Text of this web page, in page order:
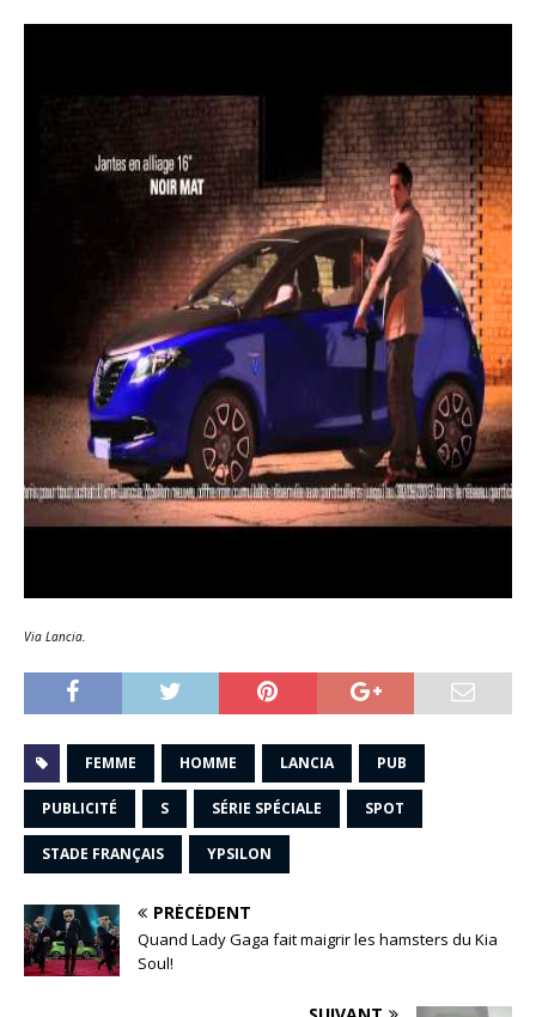
Via Lancia.
FEMME HOMME LANCIA PUB
PUBLICITÉ S SÉRIE SPÉCIALE SPOT
STADE FRANÇAIS YPSILON
PRÉCÉDENT
Quand Lady Gaga fait maigrir les hamsters du Kia
Soul!